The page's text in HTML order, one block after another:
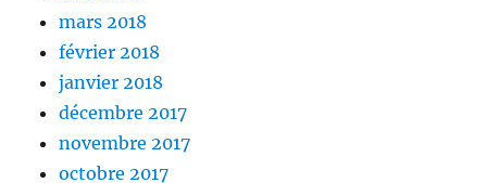
mars 2018
février 2018
janvier 2018
décembre 2017
novembre 2017
octobre 2017